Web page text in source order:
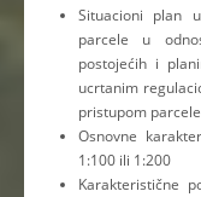
Situacioni plan
parcele u
postojećih i
ucrtanim
pristupom
Osnovne
1:100 ili 1:200
Karakteristične